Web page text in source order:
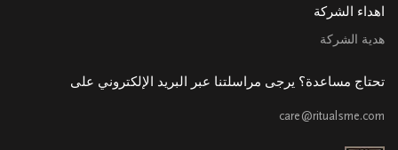
اهداء الشركة
هدية الشركة
تحتاج مساعدة؟ يرجى مراسلتنا عبر البريد الإلكتروني على
care@ritualsme.com